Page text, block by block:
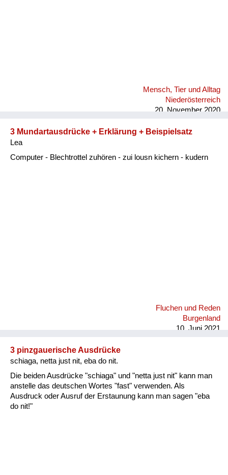
Mensch, Tier und Alltag
Niederösterreich
20. November 2020
3 Mundartausdrücke + Erklärung + Beispielsatz
Lea
Computer - Blechtrottel zuhören - zui lousn kichern - kudern
Fluchen und Reden
Burgenland
10. Juni 2021
3 pinzgauerische Ausdrücke
schiaga, netta just nit, eba do nit.
Die beiden Ausdrücke "schiaga" und "netta just nit" kann man
anstelle das deutschen Wortes "fast" verwenden. Als
Ausdruck oder Ausruf der Erstaunung kann man sagen "eba
do nit!"